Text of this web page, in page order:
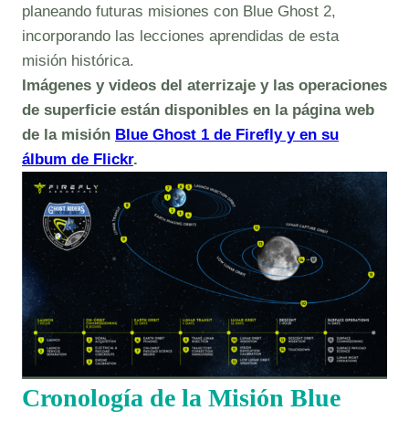
planeando futuras misiones con Blue Ghost 2,
incorporando las lecciones aprendidas de esta
misión histórica.
Imágenes y videos del aterrizaje y las operaciones
de superficie están disponibles en la página web
de la misión Blue Ghost 1 de Firefly y en su
álbum de Flickr.
Cronología de la Misión Blue